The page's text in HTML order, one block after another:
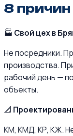
8
🏭 Свой цех в
Не посредники.
производства.
рабочий день —
объекты.
📐
КМ, КМД, КР, КЖ.